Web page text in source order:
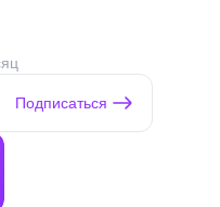
Подписаться